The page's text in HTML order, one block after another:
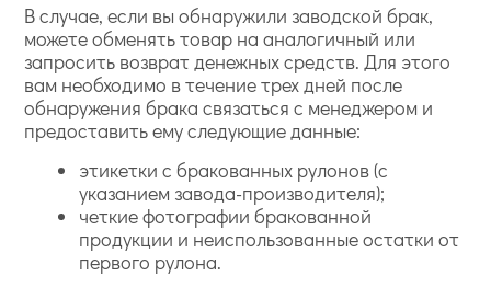
В случае, если вы обнаружили заводской брак,
можете обменять товар на аналогичный или
запросить возврат денежных средств. Для этого
вам необходимо в течение трех дней после
обнаружения брака связаться с менеджером и
предоставить ему следующие данные:
этикетки с бракованных рулонов (с
указанием завода-производителя);
четкие фотографии бракованной
продукции и неиспользованные остатки от
первого рулона.